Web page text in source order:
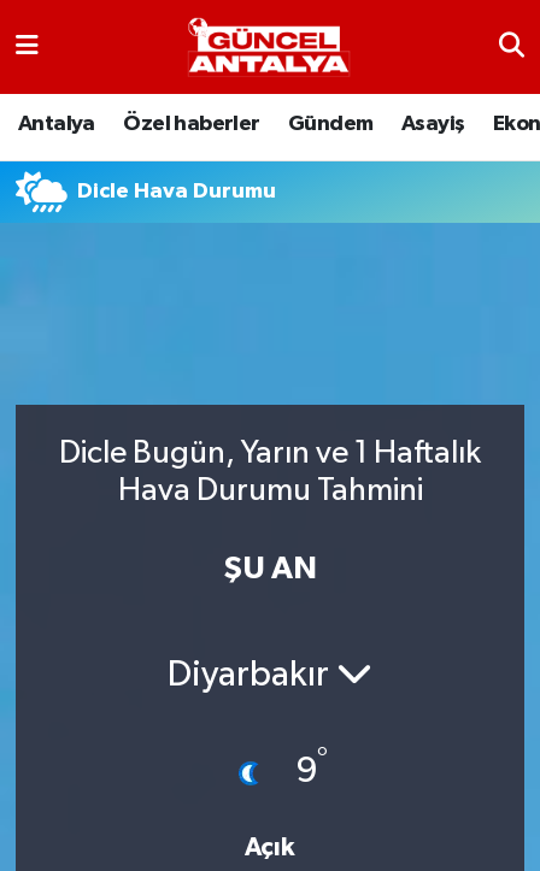
Antalya Özel haberler Gündem Asayiş
Dicle Hava Durumu
Dicle Bugün, Yarın ve 1 Haftalık
Hava Durumu Tahmini
ŞU AN
Diyarbakır
9°
Açık
Antalya
Ekonomi
Nöbetçi Eczaneler
Son Dakika Haberleri